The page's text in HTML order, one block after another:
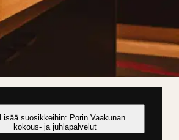
Lisää suosikkeihin: Porin Vaakunan
kokous- ja juhlapalvelut